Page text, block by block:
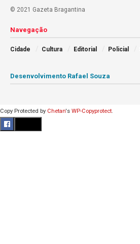
© 2021 Gazeta Bragantina
Navegação
Cidade Cultura Editorial Policial
Desenvolvimento Rafael Souza
Copy Protected by Chetan's WP-Copyprotect.